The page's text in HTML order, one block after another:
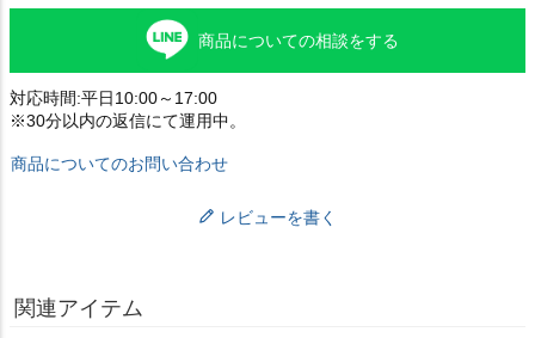
商品についての相談をする
対応時間:平日10:00～17:00
※30分以内の返信にて運用中。
商品についてのお問い合わせ
レビューを書く
関連アイテム